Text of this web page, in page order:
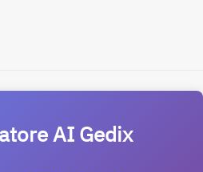
AI Gedix